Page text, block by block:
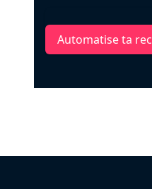
Automatise ta